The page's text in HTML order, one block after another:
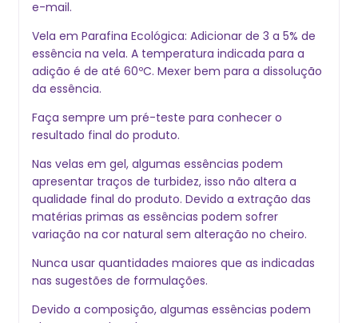
e-mail.
Vela em Parafina Ecológica: Adicionar de 3 a 5% de
essência na vela. A temperatura indicada para a
adição é de até 60ºC. Mexer bem para a dissolução
da essência.
Faça sempre um pré-teste para conhecer o
resultado final do produto.
Nas velas em gel, algumas essências podem
apresentar traços de turbidez, isso não altera a
qualidade final do produto. Devido a extração das
matérias primas as essências podem sofrer
variação na cor natural sem alteração no cheiro.
Nunca usar quantidades maiores que as indicadas
nas sugestões de formulações.
Devido a composição, algumas essências podem